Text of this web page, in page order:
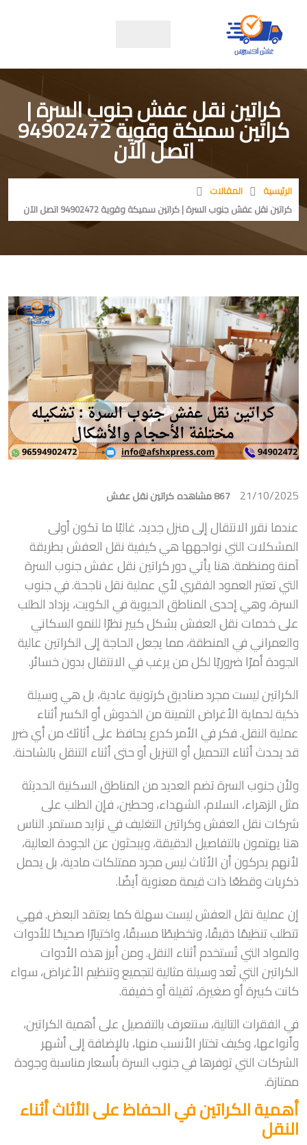
كراتين نقل عفش جنوب السرة |
كراتين سميكة وقوية 94902472
اتصل الآن
الرئيسية
المقالات
كراتين نقل عفش جنوب السرة | كراتين سميكة وقوية 94902472 اتصل الآن
21/10/2025 867 مشاهده كراتين نقل عفش
عندما نقرر الانتقال إلى منزل جديد، غالبًا ما تكون أولى
المشكلات التي نواجهها هي كيفية نقل العفش بطريقة
آمنة ومنظمة. هنا يأتي دور كراتين نقل عفش جنوب السرة
التي تعتبر العمود الفقري لأي عملية نقل ناجحة. في جنوب
السرة، وهي إحدى المناطق الحيوية في الكويت، يزداد الطلب
على خدمات نقل العفش بشكل كبير نظرًا للنمو السكاني
والعمراني في المنطقة، مما يجعل الحاجة إلى الكراتين عالية
الجودة أمرًا ضروريًا لكل من يرغب في الانتقال بدون خسائر.
الكراتين ليست مجرد صناديق كرتونية عادية، بل هي وسيلة
ذكية لحماية الأغراض الثمينة من الخدوش أو الكسر أثناء
عملية النقل. فكر في الأمر كدرع يحافظ على أثاثك من أي ضرر
قد يحدث أثناء التحميل أو التنزيل أو حتى أثناء التنقل بالشاحنة.
ولأن جنوب السرة تضم العديد من المناطق السكنية الحديثة
مثل الزهراء، السلام، الشهداء، وحطين، فإن الطلب على
شركات نقل العفش وكراتين التغليف في تزايد مستمر. الناس
هنا يهتمون بالتفاصيل الدقيقة، ويبحثون عن الجودة العالية،
لأنهم يدركون أن الأثاث ليس مجرد ممتلكات مادية، بل يحمل
ذكريات وقطعًا ذات قيمة معنوية أيضًا.
إن عملية نقل العفش ليست سهلة كما يعتقد البعض. فهي
تتطلب تنظيمًا دقيقًا، وتخطيطًا مسبقًا، واختيارًا صحيحًا للأدوات
والمواد التي تُستخدم أثناء النقل. ومن أبرز هذه الأدوات
الكراتين التي تُعد وسيلة مثالية لتجميع وتنظيم الأغراض، سواء
كانت كبيرة أو صغيرة، ثقيلة أو خفيفة.
في الفقرات التالية، سنتعرف بالتفصيل على أهمية الكراتين،
وأنواعها، وكيف تختار الأنسب منها، بالإضافة إلى أشهر
الشركات التي توفرها في جنوب السرة بأسعار مناسبة وجودة
ممتازة.
أهمية الكراتين في الحفاظ على الأثاث أثناء
النقل